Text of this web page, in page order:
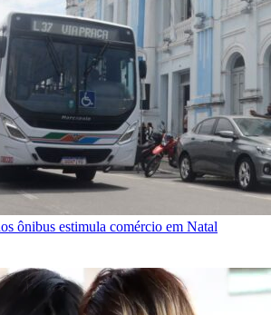
ônibus estimula comércio em Natal